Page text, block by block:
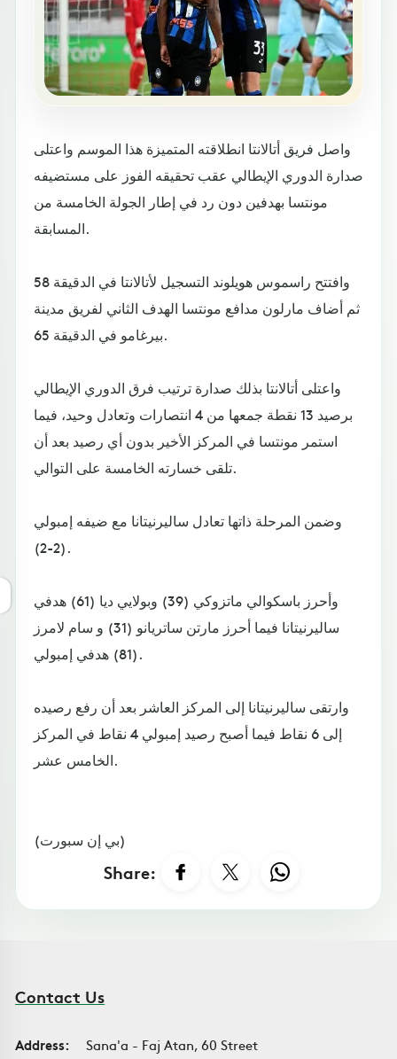
واصل فريق أتالانتا انطلاقته المتميزة هذا الموسم واعتلى
صدارة الدوري الإيطالي عقب تحقيقه الفوز على مستضيفه
مونتسا بهدفين دون رد في إطار الجولة الخامسة من
المسابقة.
وافتتح راسموس هويلوند التسجيل لأتالانتا في الدقيقة 58
ثم أضاف مارلون مدافع مونتسا الهدف الثاني لفريق مدينة
بيرغامو في الدقيقة 65.
واعتلى أتالانتا بذلك صدارة ترتيب فرق الدوري الإيطالي
برصيد 13 نقطة جمعها من 4 انتصارات وتعادل وحيد، فيما
استمر مونتسا في المركز الأخير بدون أي رصيد بعد أن
تلقى خسارته الخامسة على التوالي.
وضمن المرحلة ذاتها تعادل ساليرنيتانا مع ضيفه إمبولي
(2-2).
وأحرز باسكوالي ماتزوكي (39) وبولايي ديا (61) هدفي
ساليرنيتانا فيما أحرز مارتن ساتريانو (31) و سام لامرز
(81) هدفي إمبولي.
وارتقى ساليرنيتانا إلى المركز العاشر بعد أن رفع رصيده
إلى 6 نقاط فيما أصبح رصيد إمبولي 4 نقاط في المركز
الخامس عشر.
(بي إن سبورت)
Share:
Contact Us
Address:
Sana'a - Faj Atan, 60 Street